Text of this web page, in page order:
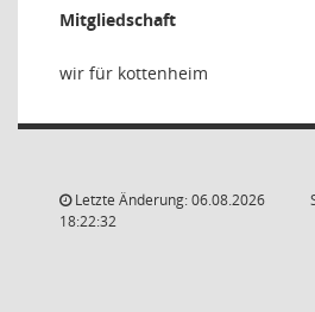
Mitgliedschaft
wir für kottenheim
Letzte Änderung: 06.08.2026
18:22:32